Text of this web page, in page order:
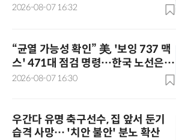
2026-08-07 16:32
“균열 가능성 확인” 美, '보잉 737 맥
스' 471대 점검 명령…한국 노선은
괜찮나?
2026-08-07 16:30
우간다 유명 축구선수, 집 앞서 둔기
습격 사망… '치안 불안' 분노 확산